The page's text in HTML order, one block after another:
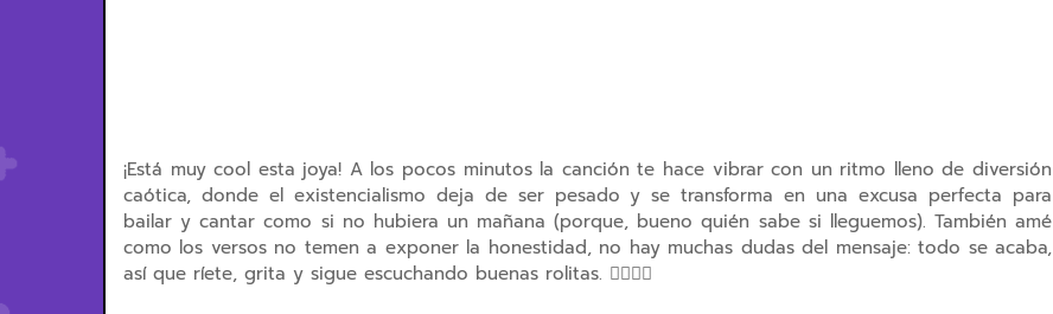
¡Está muy cool esta joya! A los pocos minutos la canción te hace vibrar con un ritmo lleno de diversión
caótica, donde el existencialismo deja de ser pesado y se transforma en una excusa perfecta para
bailar y cantar como si no hubiera un mañana (porque, bueno quién sabe si lleguemos). También amé
como los versos no temen a exponer la honestidad, no hay muchas dudas del mensaje: todo se acaba,
así que ríete, grita y sigue escuchando buenas rolitas. ❤️‍🔥🤘🏻